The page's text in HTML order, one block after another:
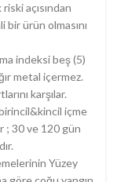
açısından
ürün olmasını
indeksi beş (5)
metal içermez.
karşılar.
içme
; 30 ve 120 gün
Yüzey